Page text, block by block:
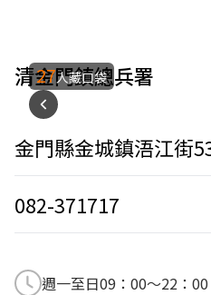
清金門鎮總兵署
27人藏口袋
金門縣金城鎮浯江街
082-371717
週一至日09：00～22：00